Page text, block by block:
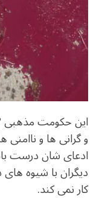
و گرانی ها و
ادعای شان درست
دیگران با شیوه
کار نمی کند.